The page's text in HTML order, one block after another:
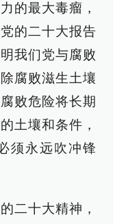
的最大毒瘤，
的二十大报告
我们党与腐败
腐败滋生土壤
败危险将长期
土壤和条件，
须永远吹冲锋
二十大精神，